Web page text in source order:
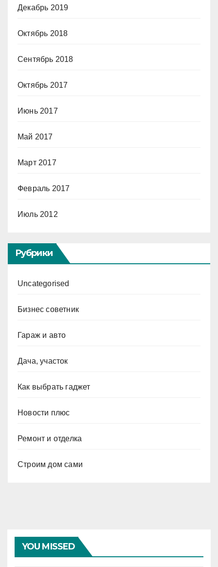
Декабрь 2019
Октябрь 2018
Сентябрь 2018
Октябрь 2017
Июнь 2017
Май 2017
Март 2017
Февраль 2017
Июль 2012
Рубрики
Uncategorised
Бизнес советник
Гараж и авто
Дача, участок
Как выбрать гаджет
Новости плюс
Ремонт и отделка
Строим дом сами
YOU MISSED